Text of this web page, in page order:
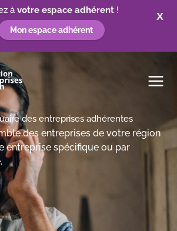
X
à votre espace adhérent!
Mon espace adhérent
des entreprises adhérentes
des entreprises de votre région
entreprise spécifique ou par